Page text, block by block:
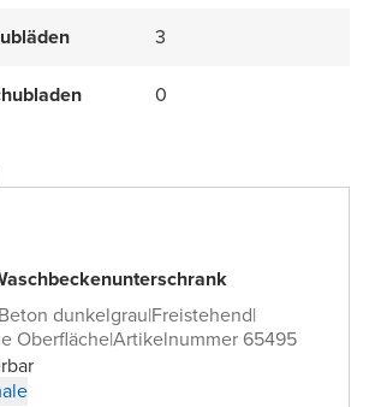
3
0
Beton dunkelgrau|Freistehend|
Oberfläche|Artikelnummer 65495